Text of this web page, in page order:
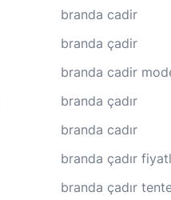
branda cadir
branda çadir
branda cadir
branda çadır
branda cadır
branda çadır
branda çadır